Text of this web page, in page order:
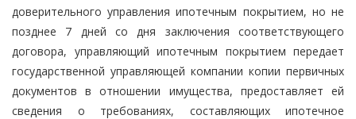
доверительного управления ипотечным покрытием, но не
позднее 7 дней со дня заключения соответствующего
договора, управляющий ипотечным покрытием передает
государственной управляющей компании копии первичных
документов в отношении имущества, предоставляет ей
сведения о требованиях, составляющих ипотечное